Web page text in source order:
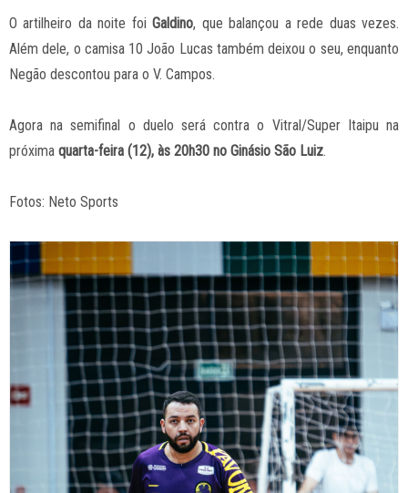
O artilheiro da noite foiGaldino, que balançou a rede duas vezes.
Além dele, o camisa 10 João Lucas também deixou o seu, enquanto
Negão descontou para o V. Campos.
Agora na semifinal o duelo será contra o Vitral/Super Itaipu na
próxima quarta-feira (12), às 20h30 no Ginásio São Luiz.
Fotos: Neto Sports